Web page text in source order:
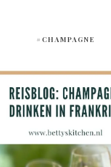
#CHAMPAGNE